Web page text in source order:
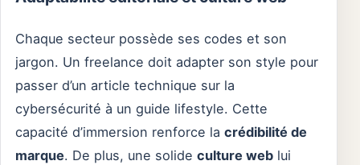
Chaque secteur possède ses codes et son
jargon. Un freelance doit adapter son style pour
passer d’un article technique sur la
cybersécurité à un guide lifestyle. Cette
capacité d’immersion renforce la crédibilité de
marque. De plus, une solide culture web lui